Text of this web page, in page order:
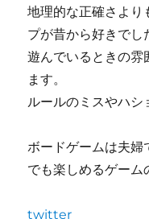
地理的な正確さより
プが昔から好きでし
遊んでいるときの雰
ます。
ルールのミスやハシ
ボードゲームは夫婦
でも楽しめるゲーム
twitter